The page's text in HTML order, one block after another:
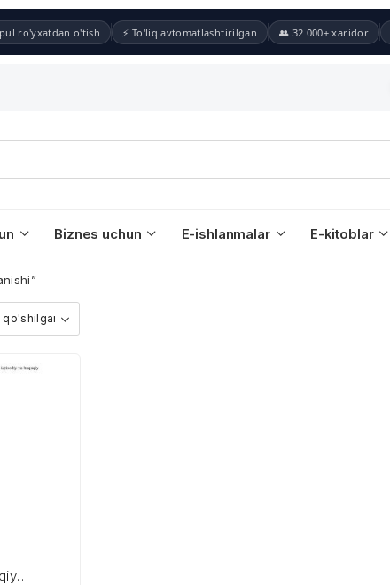
ro'yxatdan o'tish ⚡ To'liq avtomatlashtirilgan 👥 32 000+ xaridor
Biznes uchun E-ishlanmalar E-kitoblar